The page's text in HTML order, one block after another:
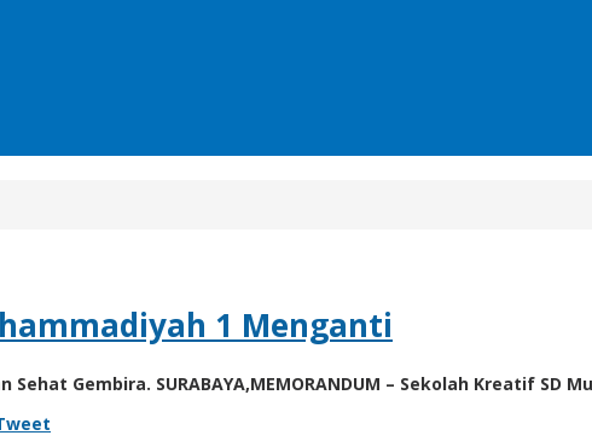
1 Menganti
Gembira. SURABAYA,MEMORANDUM – Sekolah Kreatif SD